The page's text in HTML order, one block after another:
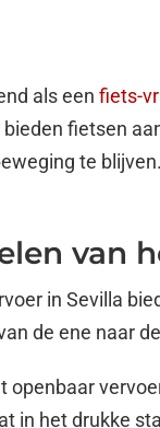
als een fiets-
fietsen
te
van
in Sevilla
de ene naar
openbaar
in het drukke